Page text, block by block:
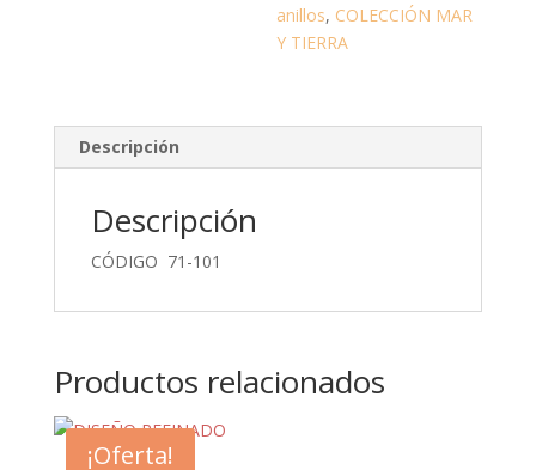
anillos, COLECCIÓN MAR
Y TIERRA
Descripción
Descripción
CÓDIGO 71-101
Productos relacionados
¡Oferta!